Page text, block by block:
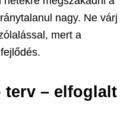
nagy. Ne várj
mert a
terv – elfoglalt